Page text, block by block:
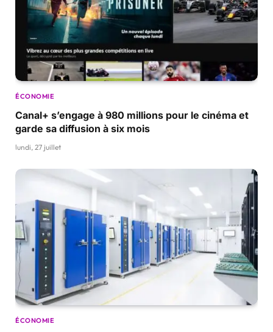
ÉCONOMIE
Canal+ s’engage à 980 millions pour le cinéma et
garde sa diffusion à six mois
lundi, 27 juillet
ÉCONOMIE